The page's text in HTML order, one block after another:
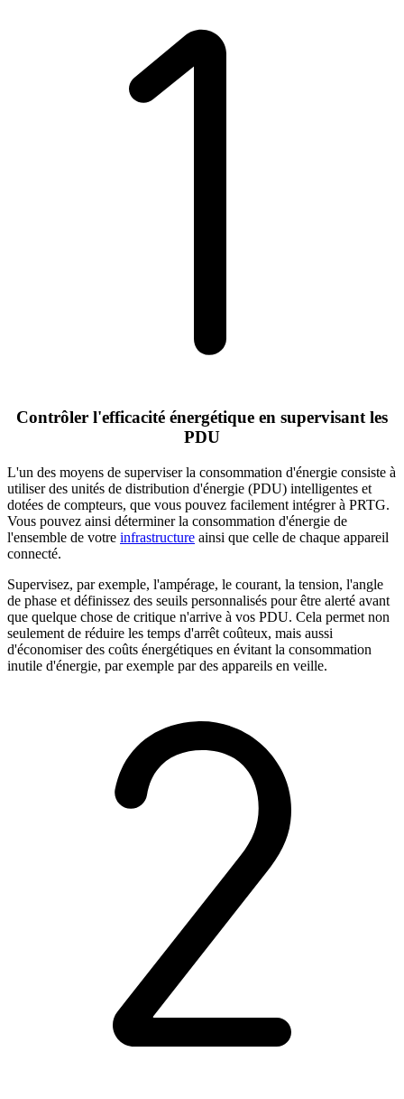
Contrôler l'efficacité énergétique en supervisant les
PDU
L'un des moyens de superviser la consommation d'énergie consiste à
utiliser des unités de distribution d'énergie (PDU) intelligentes et
dotées de compteurs, que vous pouvez facilement intégrer à PRTG.
Vous pouvez ainsi déterminer la consommation d'énergie de
l'ensemble de votre infrastructure ainsi que celle de chaque appareil
connecté.
Supervisez, par exemple, l'ampérage, le courant, la tension, l'angle
de phase et définissez des seuils personnalisés pour être alerté avant
que quelque chose de critique n'arrive à vos PDU. Cela permet non
seulement de réduire les temps d'arrêt coûteux, mais aussi
d'économiser des coûts énergétiques en évitant la consommation
inutile d'énergie, par exemple par des appareils en veille.